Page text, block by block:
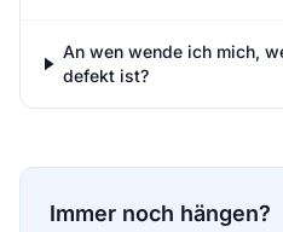
An wen wende ich mich,
defekt ist?
Immer noch hängen?